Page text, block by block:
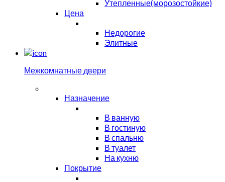
Утепленные(морозостойкие)
Цена
Недорогие
Элитные
Межкомнатные двери
Назначение
В ванную
В гостиную
В спальню
В туалет
На кухню
Покрытие